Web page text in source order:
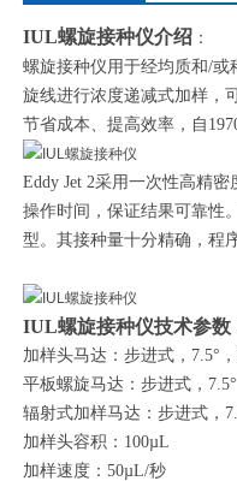
IUL螺旋接种仪介绍 ：
螺旋接种仪用于经均质和/
旋线进行浓度递减式加样，
节省成本、提高效率，自
Eddy Jet 2采用一次性高精
操作时间，保证结果可靠性
型。其接种量十分精确，程
IUL螺旋接种仪技术参数
加样头马达：步进式，7.5°
平板螺旋马达：步进式，
辐射式加样马达：步进式，
加样头容积：100µL
加样速度：50µL/秒